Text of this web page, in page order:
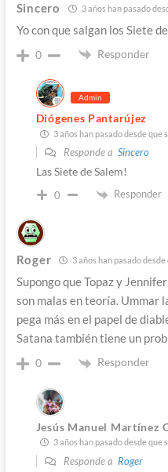
Sincero 3 años han pasado
Yo con que salgan los Siete
0 Responder
Admin
Diógenes Pantarújez
3 años han pasado desde que
Responde a Sincero
Las Siete de Salem!
0 Responder
Roger 3 años han pasado
Supongo que Topaz y
son malas en teoría. Ummar
pega más en el papel de
Satana también tiene un
0 Responder
Jesús Manuel Martínez
3 años han pasado desde que
Responde a Roger